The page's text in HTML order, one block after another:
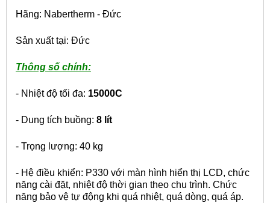
Hãng: Nabertherm - Đức
Sản xuất tại: Đức
Thông số chính:
- Nhiệt độ tối đa: 15000C
- Dung tích buồng: 8 lít
- Trọng lượng: 40 kg
- Hệ điều khiển: P330 với màn hình hiển thị LCD, chức
năng cài đặt, nhiệt độ thời gian theo chu trình. Chức
năng bảo vệ tự động khi quá nhiệt, quá dòng, quá áp.